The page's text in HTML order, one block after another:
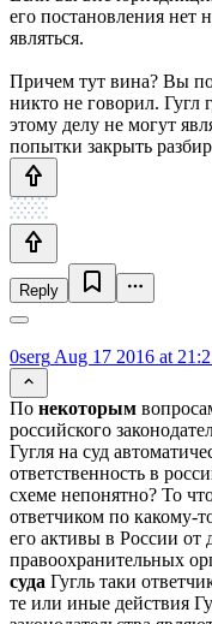
его постановления
являться.
Причем тут вина? Вы
никто не говорил. Гугл
этому делу не могут
попытки закрыть
Reply
0serg Aug 17 2016 at
По некоторым
российского
Гугля на суд
ответственность в
схеме непонятно? То
ответчиком по какому-
его активы в России от
правоохранительных
суда Гугль таки
те или иные действия